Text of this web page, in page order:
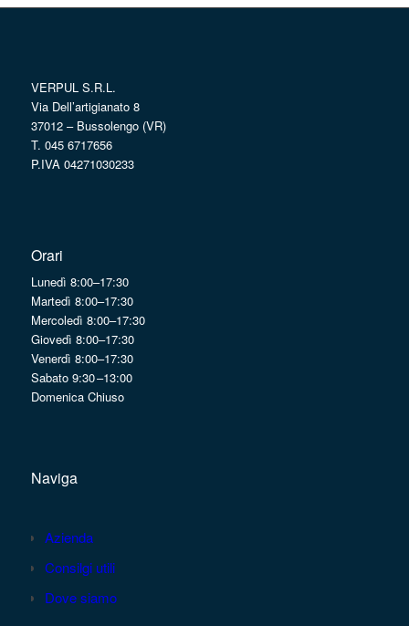
VERPUL S.R.L.
Via Dell’artigianato 8
37012 – Bussolengo (VR)
T. 045 6717656
P.IVA 04271030233
Orari
Lunedì 8:00–17:30
Martedì 8:00–17:30
Mercoledì 8:00–17:30
Giovedì 8:00–17:30
Venerdì 8:00–17:30
Sabato 9:30 –13:00
Domenica Chiuso
Naviga
Azienda
Consilgi utili
Dove siamo